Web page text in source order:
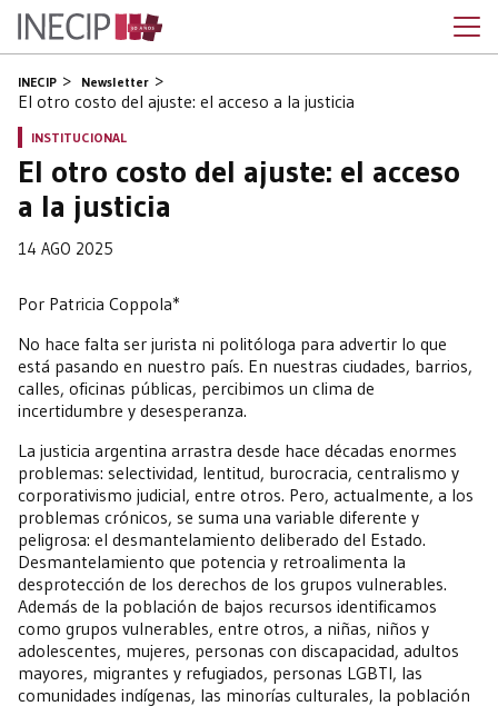
INECIP Newsletter
El otro costo del ajuste: el acceso a la justicia
INSTITUCIONAL
El otro costo del ajuste: el acceso
a la justicia
14 AGO 2025
Por Patricia Coppola*
No hace falta ser jurista ni politóloga para advertir lo que
está pasando en nuestro país. En nuestras ciudades, barrios,
calles, oficinas públicas, percibimos un clima de
incertidumbre y desesperanza.
La justicia argentina arrastra desde hace décadas enormes
problemas: selectividad, lentitud, burocracia, centralismo y
corporativismo judicial, entre otros. Pero, actualmente, a los
problemas crónicos, se suma una variable diferente y
peligrosa: el desmantelamiento deliberado del Estado.
Desmantelamiento que potencia y retroalimenta la
desprotección de los derechos de los grupos vulnerables.
Además de la población de bajos recursos identificamos
como grupos vulnerables, entre otros, a niñas, niños y
adolescentes, mujeres, personas con discapacidad, adultos
mayores, migrantes y refugiados, personas LGBTI, las
comunidades indígenas, las minorías culturales, la población